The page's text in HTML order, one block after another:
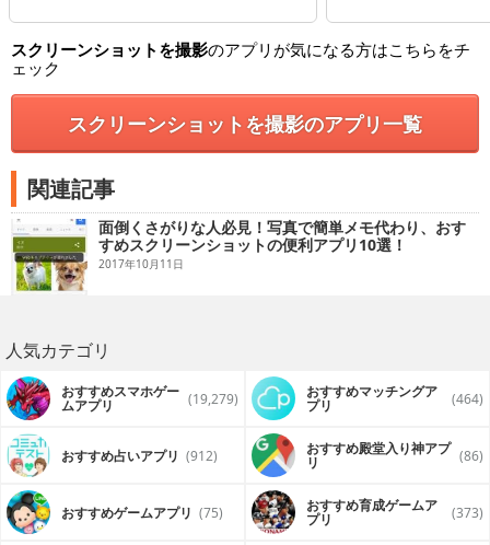
スクリーンショットを撮影のアプリが気になる方はこちらをチ
ェック
スクリーンショットを撮影のアプリ一覧
関連記事
面倒くさがりな人必見！写真で簡単メモ代わり、おす
すめスクリーンショットの便利アプリ10選！
2017年10月11日
人気カテゴリ
おすすめスマホゲー
ムアプリ (19,279) おすすめマッチングア
プリ (464)
おすすめ占いアプリ (912) おすすめ殿堂入り神アプ
リ (86)
おすすめゲームアプリ (75) おすすめ育成ゲームア
プリ (373)